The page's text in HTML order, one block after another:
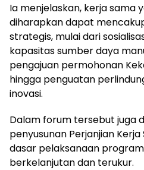
Ia menjelaskan, kerja sama
diharapkan dapat
strategis, mulai dari
kapasitas sumber daya
pengajuan permohonan
hingga penguatan
inovasi.
Dalam forum tersebut juga
penyusunan Perjanjian
dasar pelaksanaan
berkelanjutan dan terukur.